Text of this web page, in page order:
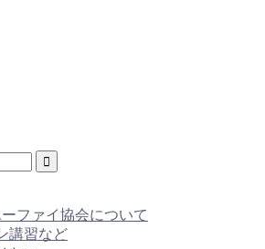
ファイ協会について
講習など